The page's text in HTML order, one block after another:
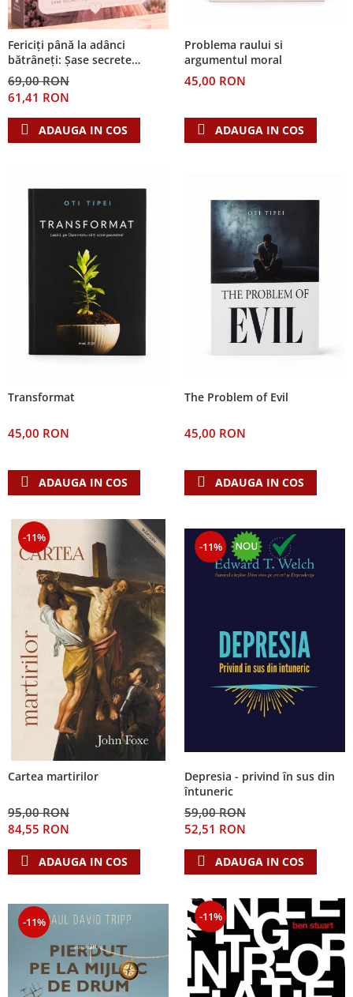
Fericiți până la adânci
bătrâneți: Șase secrete
pentru o căsnicie reușită
69,00 RON
61,41 RON
ADAUGA IN COS
Problema raului si
argumentul moral
45,00 RON
ADAUGA IN COS
Transformat
45,00 RON
ADAUGA IN COS
The Problem of Evil
45,00 RON
ADAUGA IN COS
-11%
Cartea martirilor
95,00 RON
84,55 RON
ADAUGA IN COS
-11%
Depresia - privind în sus din
întuneric
59,00 RON
52,51 RON
ADAUGA IN COS
-11% -11%